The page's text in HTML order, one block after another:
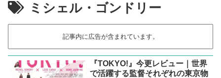
ミシェル・ゴンドリー
記事内に広告が含まれています。
『TOKYO!』今更レビュー｜世界
で活躍する監督それぞれの東京物